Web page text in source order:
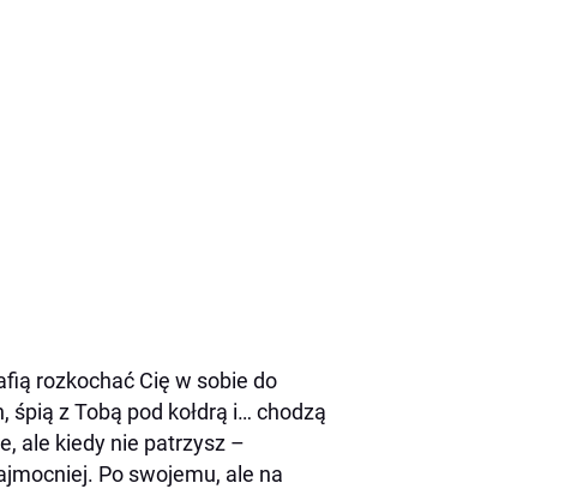
rozkochać Cię w sobie do
z Tobą pod kołdrą i… chodzą
ale kiedy nie patrzysz –
Po swojemu, ale na